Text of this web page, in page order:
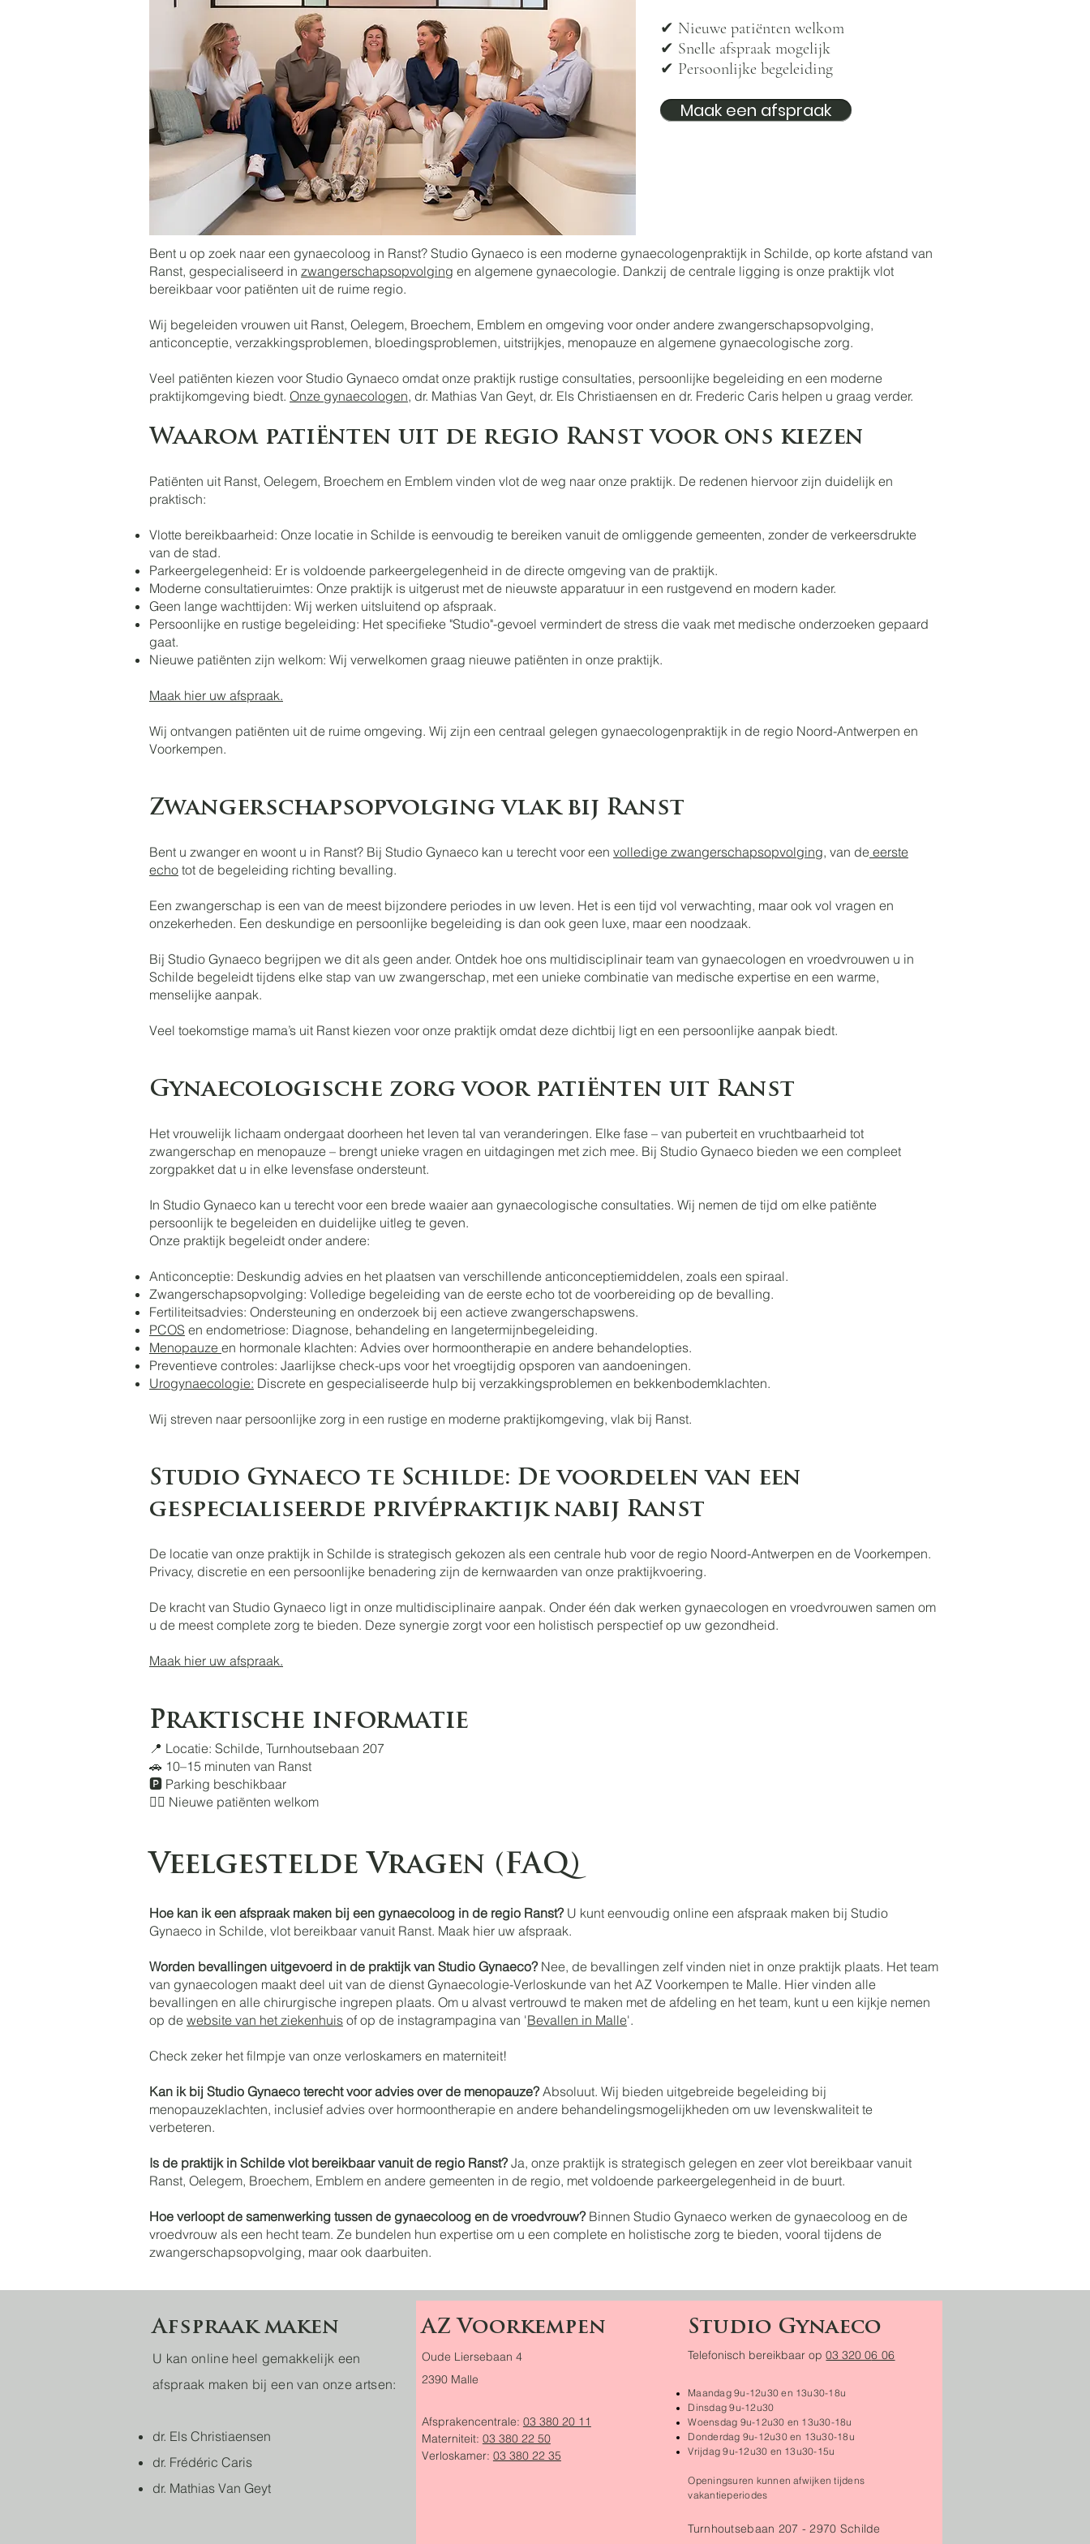
✔ Nieuwe patiënten welkom
✔ Snelle afspraak mogelijk
✔ Persoonlijke begeleiding
Maak een afspraak
Bent u op zoek naar een gynaecoloog in Ranst? Studio Gynaeco is een moderne gynaecologenpraktijk in Schilde, op korte afstand van
Ranst, gespecialiseerd in zwangerschapsopvolging en algemene gynaecologie. Dankzij de centrale ligging is onze praktijk vlot
bereikbaar voor patiënten uit de ruime regio.
Wij begeleiden vrouwen uit Ranst, Oelegem, Broechem, Emblem en omgeving voor onder andere zwangerschapsopvolging,
anticonceptie, verzakkingsproblemen, bloedingsproblemen, uitstrijkjes, menopauze en algemene gynaecologische zorg.
Veel patiënten kiezen voor Studio Gynaeco omdat onze praktijk rustige consultaties, persoonlijke begeleiding en een moderne
praktijkomgeving biedt. Onze gynaecologen, dr. Mathias Van Geyt, dr. Els Christiaensen en dr. Frederic Caris helpen u graag verder.
Waarom patiënten uit de regio Ranst voor ons kiezen
Patiënten uit Ranst, Oelegem, Broechem en Emblem vinden vlot de weg naar onze praktijk. De redenen hiervoor zijn duidelijk en
praktisch:
Vlotte bereikbaarheid: Onze locatie in Schilde is eenvoudig te bereiken vanuit de omliggende gemeenten, zonder de verkeersdrukte
van de stad.
Parkeergelegenheid: Er is voldoende parkeergelegenheid in de directe omgeving van de praktijk.
Moderne consultatieruimtes: Onze praktijk is uitgerust met de nieuwste apparatuur in een rustgevend en modern kader.
Geen lange wachttijden: Wij werken uitsluitend op afspraak.
Persoonlijke en rustige begeleiding: Het specifieke "Studio"-gevoel vermindert de stress die vaak met medische onderzoeken gepaard
gaat.
Nieuwe patiënten zijn welkom: Wij verwelkomen graag nieuwe patiënten in onze praktijk.
Maak hier uw afspraak.
Wij ontvangen patiënten uit de ruime omgeving. Wij zijn een centraal gelegen gynaecologenpraktijk in de regio Noord-Antwerpen en
Voorkempen.
Zwangerschapsopvolging vlak bij Ranst
Bent u zwanger en woont u in Ranst? Bij Studio Gynaeco kan u terecht voor een volledige zwangerschapsopvolging, van de eerste
echo tot de begeleiding richting bevalling.
Een zwangerschap is een van de meest bijzondere periodes in uw leven. Het is een tijd vol verwachting, maar ook vol vragen en
onzekerheden. Een deskundige en persoonlijke begeleiding is dan ook geen luxe, maar een noodzaak.
Bij Studio Gynaeco begrijpen we dit als geen ander. Ontdek hoe ons multidisciplinair team van gynaecologen en vroedvrouwen u in
Schilde begeleidt tijdens elke stap van uw zwangerschap, met een unieke combinatie van medische expertise en een warme,
menselijke aanpak.
Veel toekomstige mama’s uit Ranst kiezen voor onze praktijk omdat deze dichtbij ligt en een persoonlijke aanpak biedt.
Gynaecologische zorg voor patiënten uit Ranst
Het vrouwelijk lichaam ondergaat doorheen het leven tal van veranderingen. Elke fase – van puberteit en vruchtbaarheid tot
zwangerschap en menopauze – brengt unieke vragen en uitdagingen met zich mee. Bij Studio Gynaeco bieden we een compleet
zorgpakket dat u in elke levensfase ondersteunt.
In Studio Gynaeco kan u terecht voor een brede waaier aan gynaecologische consultaties. Wij nemen de tijd om elke patiënte
persoonlijk te begeleiden en duidelijke uitleg te geven.
Onze praktijk begeleidt onder andere:
Anticonceptie: Deskundig advies en het plaatsen van verschillende anticonceptiemiddelen, zoals een spiraal.
Zwangerschapsopvolging: Volledige begeleiding van de eerste echo tot de voorbereiding op de bevalling.
Fertiliteitsadvies: Ondersteuning en onderzoek bij een actieve zwangerschapswens.
PCOS en endometriose: Diagnose, behandeling en langetermijnbegeleiding.
Menopauze en hormonale klachten: Advies over hormoontherapie en andere behandelopties.
Preventieve controles: Jaarlijkse check-ups voor het vroegtijdig opsporen van aandoeningen.
Urogynaecologie: Discrete en gespecialiseerde hulp bij verzakkingsproblemen en bekkenbodemklachten.
Wij streven naar persoonlijke zorg in een rustige en moderne praktijkomgeving, vlak bij Ranst.
Studio Gynaeco te Schilde: De voordelen van een
gespecialiseerde privépraktijk nabij Ranst
De locatie van onze praktijk in Schilde is strategisch gekozen als een centrale hub voor de regio Noord-Antwerpen en de Voorkempen.
Privacy, discretie en een persoonlijke benadering zijn de kernwaarden van onze praktijkvoering.
De kracht van Studio Gynaeco ligt in onze multidisciplinaire aanpak. Onder één dak werken gynaecologen en vroedvrouwen samen om
u de meest complete zorg te bieden. Deze synergie zorgt voor een holistisch perspectief op uw gezondheid.
Maak hier uw afspraak.
Praktische informatie
📍 Locatie: Schilde, Turnhoutsebaan 207
🚗 10–15 minuten van Ranst
🅿️ Parking beschikbaar
👩‍⚕️ Nieuwe patiënten welkom
Veelgestelde Vragen (FAQ)
Hoe kan ik een afspraak maken bij een gynaecoloog in de regio Ranst? U kunt eenvoudig online een afspraak maken bij Studio
Gynaeco in Schilde, vlot bereikbaar vanuit Ranst. Maak hier uw afspraak.
Worden bevallingen uitgevoerd in de praktijk van Studio Gynaeco?Nee, de bevallingen zelf vinden niet in onze praktijk plaats. Het team
van gynaecologen maakt deel uit van de dienst Gynaecologie-Verloskunde van het AZ Voorkempen te Malle. Hier vinden alle
bevallingen en alle chirurgische ingrepen plaats. Om u alvast vertrouwd te maken met de afdeling en het team, kunt u een kijkje nemen
op de website van het ziekenhuis of op de instagrampagina van 'Bevallen in Malle'.
Check zeker het filmpje van onze verloskamers en materniteit!
Kan ik bij Studio Gynaeco terecht voor advies over de menopauze?Absoluut. Wij bieden uitgebreide begeleiding bij
menopauzeklachten, inclusief advies over hormoontherapie en andere behandelingsmogelijkheden om uw levenskwaliteit te
verbeteren.
Is de praktijk in Schilde vlot bereikbaar vanuit de regio Ranst?Ja, onze praktijk is strategisch gelegen en zeer vlot bereikbaar vanuit
Ranst, Oelegem, Broechem, Emblem en andere gemeenten in de regio, met voldoende parkeergelegenheid in de buurt.
Hoe verloopt de samenwerking tussen de gynaecoloog en de vroedvrouw? Binnen Studio Gynaeco werken de gynaecoloog en de
vroedvrouw als een hecht team. Ze bundelen hun expertise om u een complete en holistische zorg te bieden, vooral tijdens de
zwangerschapsopvolging, maar ook daarbuiten.
Afspraak maken
U kan online heel gemakkelijk een
afspraak maken bij een van onze artsen:
dr. Els Christiaensen
dr. Frédéric Caris
dr. Mathias Van Geyt​
AZ Voorkempen
Oude Liersebaan 4
2390 Malle
Afsprakencentrale: 03 380 20 11
Materniteit: 03 380 22 50
Verloskamer: 03 380 22 35
Studio Gynaeco
Telefonisch bereikbaar op03 320 06 06​
​Maandag 9u-12u30 en 13u30-18u
Dinsdag 9u-12u30
Woensdag 9u-12u30 en 13u30-18u
Donderdag 9u-12u30 en 13u30-18u
Vrijdag 9u-12u30 en 13u30-15u
Openingsuren kunnen afwijken tijdens
vakantieperiodes
Turnhoutsebaan 207 -2970 Schilde